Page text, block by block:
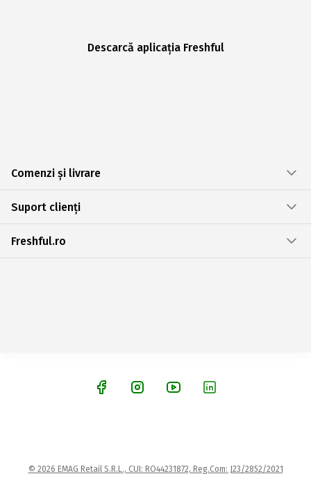
Descarcă aplicația Freshful
Comenzi și livrare
Suport clienți
Freshful.ro
© 2026 EMAG Retail S.R.L., CUI: RO44231872, Reg.Com: J23/2852/2021